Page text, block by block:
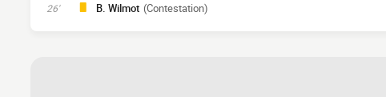
26' B. Wilmot (Contestation)